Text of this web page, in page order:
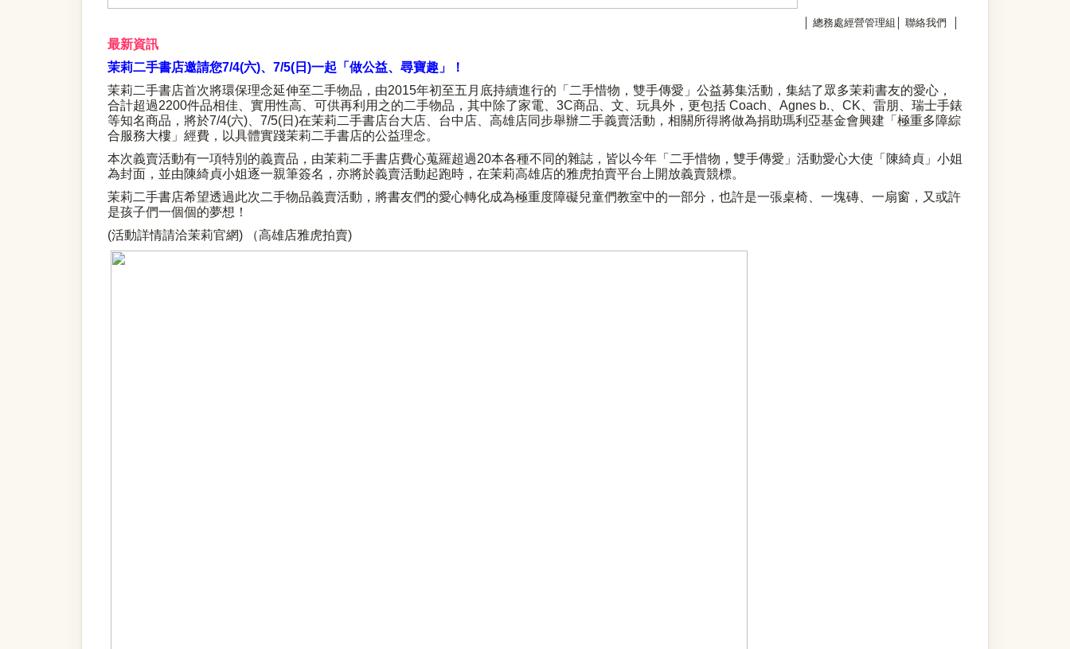
總務處經營管理組 聯絡我們
最新資訊
茉莉二手書店邀請您7/4(六)、7/5(日)一起「做公益、尋寶趣」！
茉莉二手書店首次將環保理念延伸至二手物品，由2015年初至五月底持續進行的「二手惜物，雙手傳愛」公益募集活動，集結了眾多茉莉書友的愛心，
合計超過2200件品相佳、實用性高、可供再利用之的二手物品，其中除了家電、3C商品、文、玩具外，更包括 Coach、Agnes b.、CK、雷朋、瑞士手錶
等知名商品，將於7/4(六)、7/5(日)在茉莉二手書店台大店、台中店、高雄店同步舉辦二手義賣活動，相關所得將做為捐助瑪利亞基金會興建「極重多障綜
合服務大樓」經費，以具體實踐茉莉二手書店的公益理念。
本次義賣活動有一項特別的義賣品，由茉莉二手書店費心蒐羅超過20本各種不同的雜誌，皆以今年「二手惜物，雙手傳愛」活動愛心大使「陳綺貞」小姐
為封面，並由陳綺貞小姐逐一親筆簽名，亦將於義賣活動起跑時，在茉莉高雄店的雅虎拍賣平台上開放義賣競標。
茉莉二手書店希望透過此次二手物品義賣活動，將書友們的愛心轉化成為極重度障礙兒童們教室中的一部分，也許是一張桌椅、一塊磚、一扇窗，又或許
是孩子們一個個的夢想！
(活動詳情請洽茉莉官網) （高雄店雅虎拍賣)